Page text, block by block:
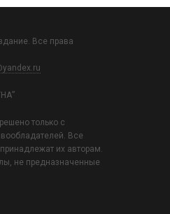
Все права
только с
Все
их авторам.
не предназначенные